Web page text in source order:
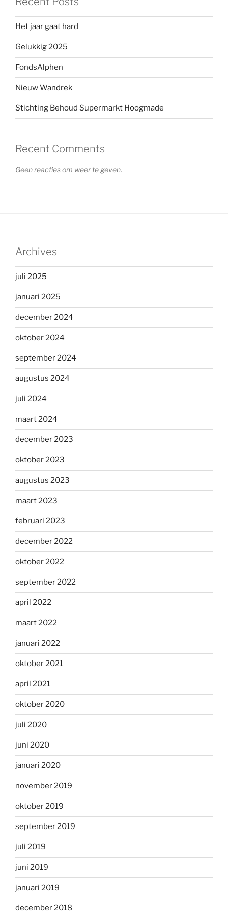
Het jaar gaat hard
Gelukkig 2025
FondsAlphen
Nieuw Wandrek
Stichting Behoud Supermarkt Hoogmade
Recent Comments
Geen reacties om weer te geven.
Archives
juli 2025
januari 2025
december 2024
oktober 2024
september 2024
augustus 2024
juli 2024
maart 2024
december 2023
oktober 2023
augustus 2023
maart 2023
februari 2023
december 2022
oktober 2022
september 2022
april 2022
maart 2022
januari 2022
oktober 2021
april 2021
oktober 2020
juli 2020
juni 2020
januari 2020
november 2019
oktober 2019
september 2019
juli 2019
juni 2019
januari 2019
december 2018